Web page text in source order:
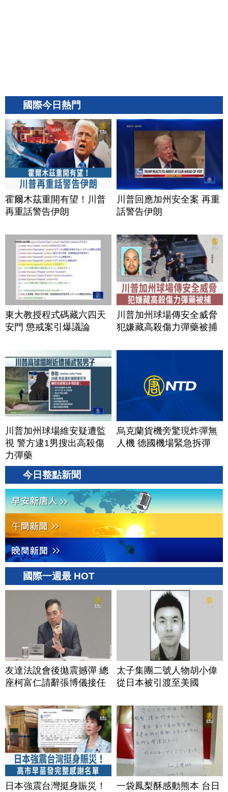
國際今日熱門
霍爾木茲重開有望！川普
再重話警告伊朗
川普回應加州安全案 再重
話警告伊朗
東大教授程式碼藏六四天
安門 懲戒案引爆議論
川普加州球場傳安全威脅
犯嫌藏高殺傷力彈藥被捕
川普加州球場維安疑遭監
視 警方逮1男搜出高殺傷
力彈藥
烏克蘭貨機旁驚現炸彈無
人機 德國機場緊急拆彈
今日整點新聞
國際一週最 HOT
友達法說會後拋震撼彈 總
座柯富仁請辭張博儀接任
太子集團二號人物胡小偉
從日本被引渡至美國
日本強震台灣挺身賑災！
一袋鳳梨酥感動熊本 台日